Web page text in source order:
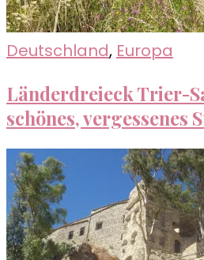
Deutschland, Europa
Länderdreieck Trier-
schönes, vergessenes